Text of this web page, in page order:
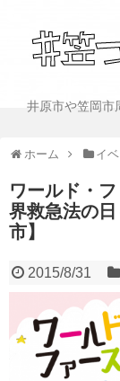
井原市や笠岡
ホーム イ
ワールド・
界救急法の
市】
2015/8/31